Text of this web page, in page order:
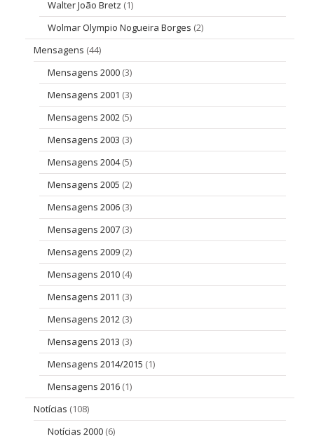
Walter João Bretz (1)
Wolmar Olympio Nogueira Borges (2)
Mensagens (44)
Mensagens 2000 (3)
Mensagens 2001 (3)
Mensagens 2002 (5)
Mensagens 2003 (3)
Mensagens 2004(5)
Mensagens 2005 (2)
Mensagens 2006 (3)
Mensagens 2007 (3)
Mensagens 2009 (2)
Mensagens 2010 (4)
Mensagens 2011 (3)
Mensagens 2012 (3)
Mensagens 2013 (3)
Mensagens 2014/2015 (1)
Mensagens 2016 (1)
Notícias (108)
Notícias 2000 (6)